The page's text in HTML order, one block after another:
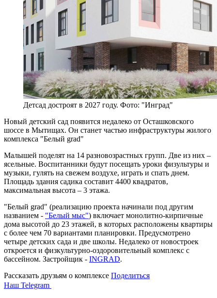
Детсад достроят в 2027 году. Фото: "Инград"
Новый детский сад появится недалеко от Осташковского
шоссе в Мытищах. Он станет частью инфраструктуры жилого
комплекса "Белый grad"
Малышей поделят на 14 разновозрастных групп. Две из них –
ясельные. Воспитанники будут посещать уроки физультуры и
музыки, гулять на свежем воздухе, играть и спать днем.
Площадь здания садика составит 4400 квадратов,
максимальная высота – 3 этажа.
"Белый grad" (реализацию проекта начинали под другим
названием - "Белый мыс") включает монолитно-кирпичные
дома высотой до 23 этажей, в которых расположены квартиры
с более чем 70 вариантами планировки. Предусмотрено
четыре детских сада и две школы. Недалеко от новостроек
откроется и физкультурно-оздоровительный комплекс с
бассейном. Застройщик - INGRAD.
Рассказать друзьям о комплексе Поделиться
Наш Telegram